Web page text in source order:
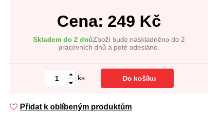
Cena: 249 Kč
Skladem do 2 dnůZboží bude naskladněno do 2
pracovních dnů a poté odesláno.
ks Do košíku
Přidat k oblíbeným produktům